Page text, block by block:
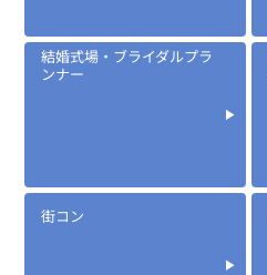
結婚式場・ブライダルプラ
ンナー
街コン